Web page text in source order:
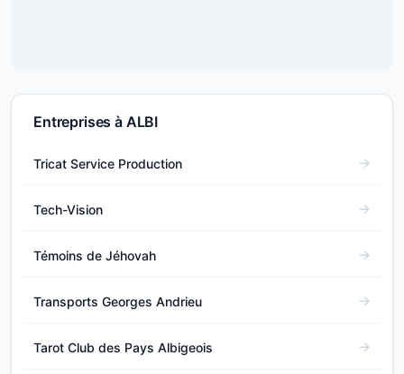
Entreprises à ALBI
Tricat Service Production
Tech-Vision
Témoins de Jéhovah
Transports Georges Andrieu
Tarot Club des Pays Albigeois